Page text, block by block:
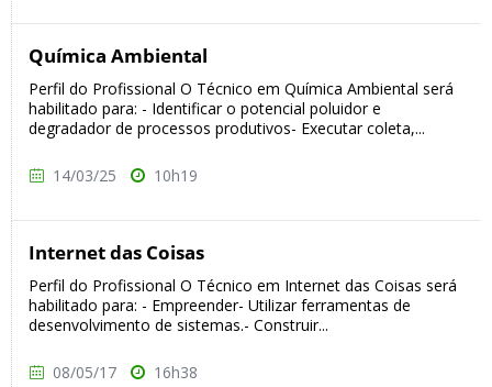
Química Ambiental
Perfil do Profissional O Técnico em Química Ambiental será
habilitado para: - Identificar o potencial poluidor e
degradador de processos produtivos- Executar coleta,...
14/03/25 10h19
Internet das Coisas
Perfil do Profissional O Técnico em Internet das Coisas será
habilitado para: - Empreender- Utilizar ferramentas de
desenvolvimento de sistemas.- Construir...
08/05/17 16h38